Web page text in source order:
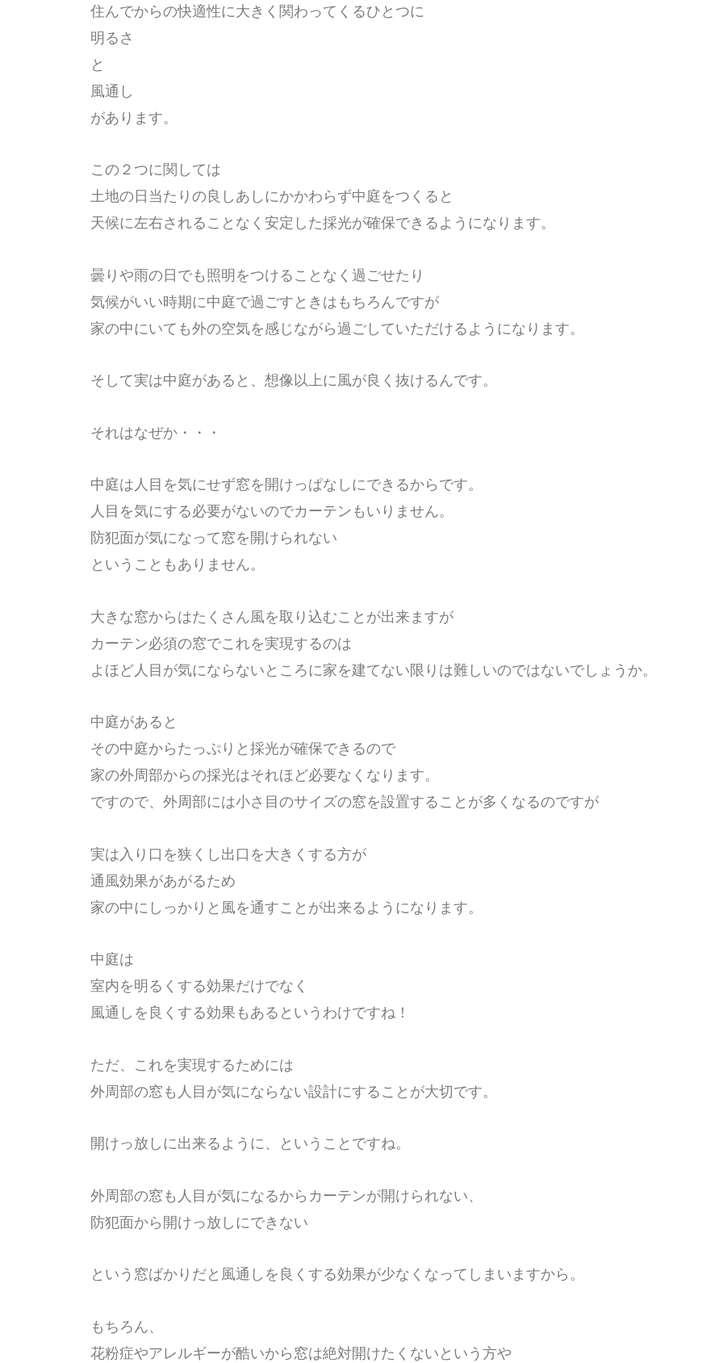
住んでからの快適性に大きく関わってくるひとつに
明るさ
と
風通し
があります。
この２つに関しては
土地の日当たりの良しあしにかかわらず中庭をつくると
天候に左右されることなく安定した採光が確保できるようになります。
曇りや雨の日でも照明をつけることなく過ごせたり
気候がいい時期に中庭で過ごすときはもちろんですが
家の中にいても外の空気を感じながら過ごしていただけるようになります。
そして実は中庭があると、想像以上に風が良く抜けるんです。
それはなぜか・・・
中庭は人目を気にせず窓を開けっぱなしにできるからです。
人目を気にする必要がないのでカーテンもいりません。
防犯面が気になって窓を開けられない
ということもありません。
大きな窓からはたくさん風を取り込むことが出来ますが
カーテン必須の窓でこれを実現するのは
よほど人目が気にならないところに家を建てない限りは難しいのではないでしょうか。
中庭があると
その中庭からたっぷりと採光が確保できるので
家の外周部からの採光はそれほど必要なくなります。
ですので、外周部には小さ目のサイズの窓を設置することが多くなるのですが
実は入り口を狭くし出口を大きくする方が
通風効果があがるため
家の中にしっかりと風を通すことが出来るようになります。
中庭は
室内を明るくする効果だけでなく
風通しを良くする効果もあるというわけですね！
ただ、これを実現するためには
外周部の窓も人目が気にならない設計にすることが大切です。
開けっ放しに出来るように、ということですね。
外周部の窓も人目が気になるからカーテンが開けられない、
防犯面から開けっ放しにできない
という窓ばかりだと風通しを良くする効果が少なくなってしまいますから。
もちろん、
花粉症やアレルギーが酷いから窓は絶対開けたくないという方や